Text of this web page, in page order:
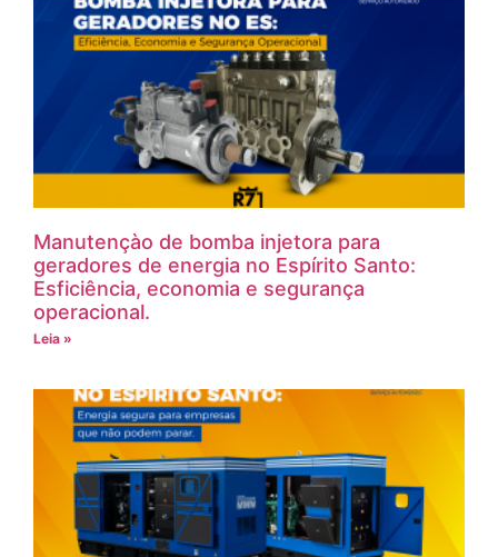
Manutençào de bomba injetora para
geradores de energia no Espírito Santo:
Esficiência, economia e segurança
operacional.
Leia »